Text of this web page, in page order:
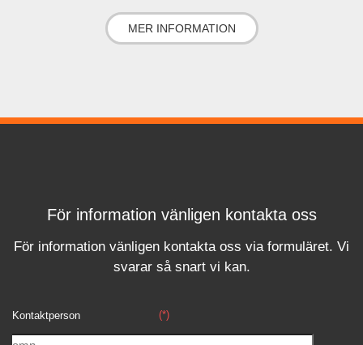
MER INFORMATION
För information vänligen kontakta oss
För information vänligen kontakta oss via formuläret. Vi
svararså snart vi kan.
Kontaktperson (*)